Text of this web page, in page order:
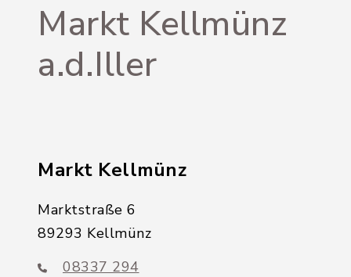
Markt Kellmünz
a.d.Iller
Markt Kellmünz
Marktstraße 6
89293 Kellmünz
08337 294